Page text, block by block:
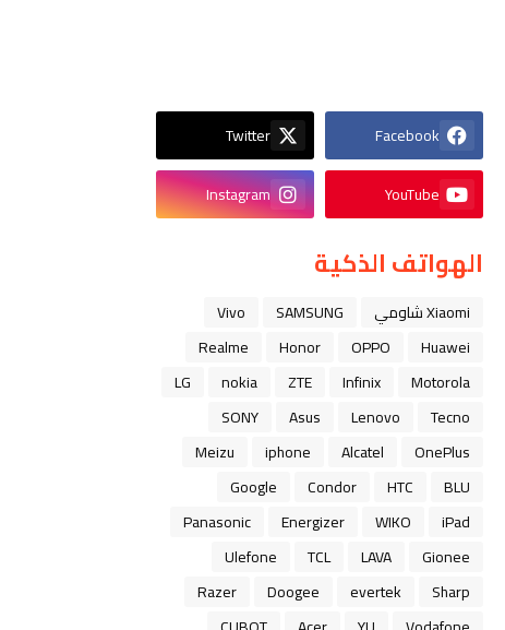
Facebook
Twitter
YouTube
Instagram
الهواتف الذكية
Xiaomi شاومي SAMSUNG
Vivo
Huawei
OPPO
Honor
Realme
Motorola
Infinix
ZTE
nokia
LG
Tecno
Lenovo
Asus
SONY
OnePlus
Alcatel
iphone
Meizu
BLU
HTC
Condor
Google
iPad
WIKO
Energizer
Panasonic
Gionee
LAVA
TCL
Ulefone
Sharp
evertek
Doogee
Razer